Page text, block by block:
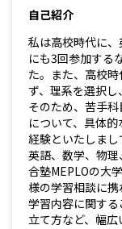
自己紹介
私は高校時代に
にも3回参加する
た。また、高校
ず、理系を選択し
そのため、苦手
について、具体
経験といたしまし
英語、数学、物
合塾MEPLOの大
様の学習相談に携
学習内容に関す
立て方など、幅広